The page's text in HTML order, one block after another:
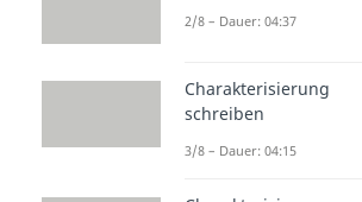
Trotzdem wird in
deineFantasie
Leser/Zuschauer
2/8 – Dauer: 04:37
Charakterisierung
schreiben
3/8 – Dauer: 04:15